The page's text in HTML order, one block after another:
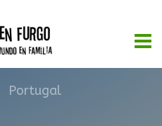
Portugal